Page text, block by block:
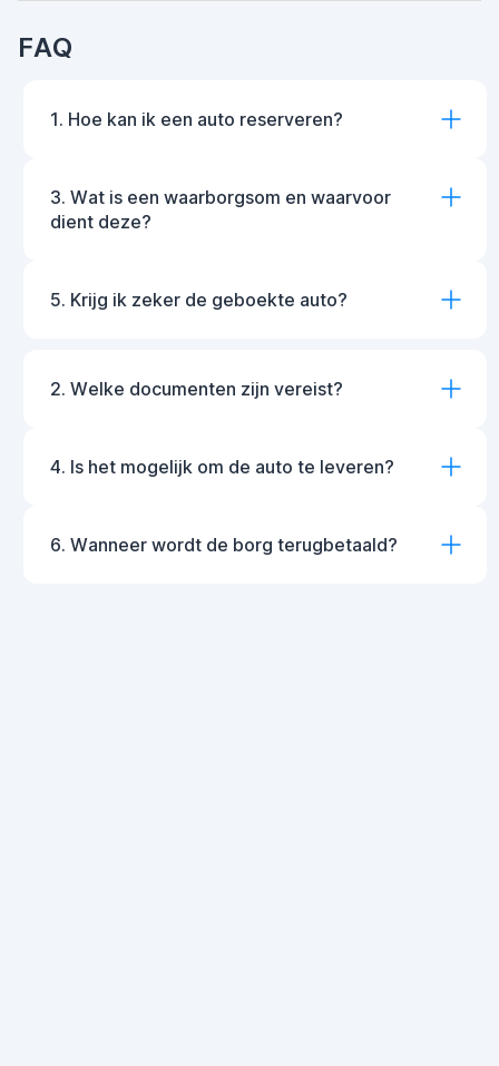
FAQ
1. Hoe kan ik een auto reserveren?
3. Wat is een waarborgsom en waarvoor
dient deze?
5. Krijg ik zeker de geboekte auto?
2. Welke documenten zijn vereist?
4. Is het mogelijk om de auto te leveren?
6. Wanneer wordt de borg terugbetaald?